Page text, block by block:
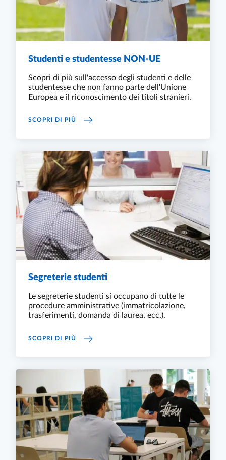
Studenti e studentesse NON-UE
Scopri di più sull'accesso degli studenti e delle
studentesse che non fanno parte dell'Unione
Europea e il riconoscimento dei titoli stranieri.
SCOPRI DI PIÙ STUDENTI E STUDENTESSE NON-UE
Segreterie studenti
Le segreterie studenti si occupano di tutte le
procedure amministrative (immatricolazione,
trasferimenti, domanda di laurea, ecc.).
SCOPRI DI PIÙ SEGRETERIE STUDENTI